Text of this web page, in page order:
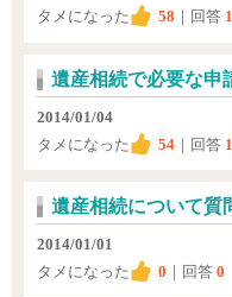
タメになった
58 ｜回答 1
遺産相続で必要な申
2014/01/04
タメになった
54 ｜回答 1
遺産相続について質
2014/01/01
タメになった
0 ｜回答 0